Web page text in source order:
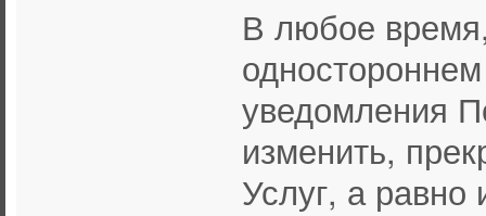
В любое
уведомления
изменить,
Услуг, а